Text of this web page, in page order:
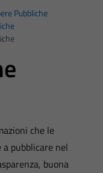
Pubbliche
che le
pubblicare nel
buona